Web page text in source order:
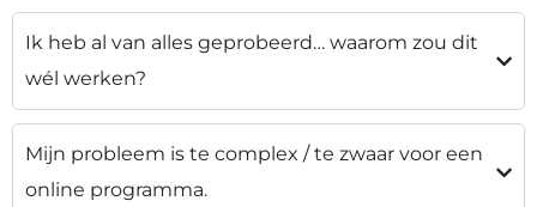
Ik heb al van alles geprobeerd… waarom zou dit
wél werken?
Mijn probleem is te complex / te zwaar voor een
online programma.